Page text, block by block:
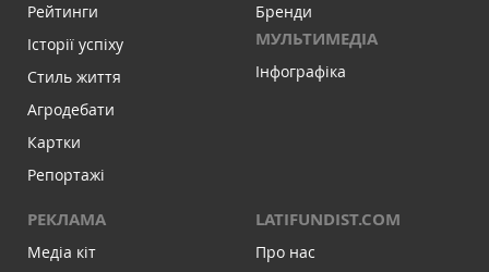
Рейтинги
Історії успіху
Стиль життя
Агродебати
Картки
Репортажі
Бренди
МУЛЬТИМЕДІА
Інфографіка
РЕКЛАМА
Медіа кіт
LATIFUNDIST.COM
Про нас